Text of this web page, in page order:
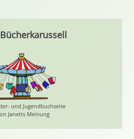
und Jugendbuchseite
Janetts Meinung